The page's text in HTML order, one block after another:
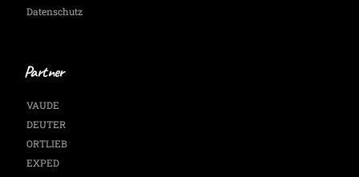
Datenschutz
Partner
VAUDE
DEUTER
ORTLIEB
EXPED